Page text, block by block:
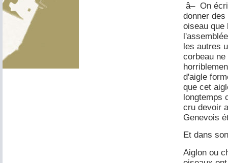
â– On
donner
oiseau que
les autres
corbeau
d'aigle
que cet
longtemps
cru devoir
Genevois
Et dans
Aiglon ou